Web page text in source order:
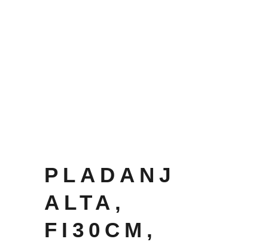
PLADANJ
ALTA,
FI30CM,